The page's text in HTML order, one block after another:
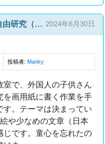
大阪の英会話教室の夏休みの自由研究（日本語）を手伝ってくれる方 2024年6月30日
投稿者: Manky
室で、外国人の子供さん
を画用紙に書く作業を手
す。テーマは決まってい
や少なめの文章（日本
じです。童心を忘れたの